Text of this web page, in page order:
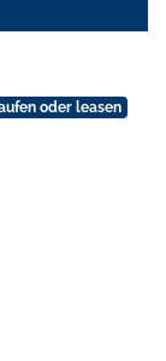
oder leasen